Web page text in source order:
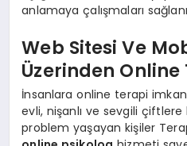
anlamaya çalışmaları
Web Sitesi Ve
Üzerinden
İnsanlara online terapi
evli, nişanlı ve sevgili
problem yaşayan kişiler